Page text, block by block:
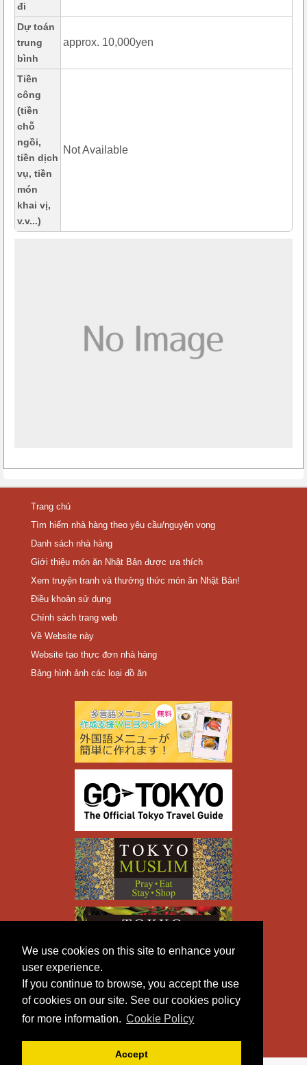
We use cookies on this site to enhance your
user experience.
If you continue to browse, you accept the use
of cookies on our site. See our cookies policy
for more information. Cookie Policy
Accept
đi
Dự toán
trung
bình
approx. 10,000yen
Tiền
công
(tiền
chỗ
ngồi,
tiền dịch
vụ, tiền
món
khai vị,
v.v...)
Not Available
Trang chủ
Tìm hiếm nhà hàng theo yêu cầu/nguyện vọng
Danh sách nhà hàng
Giới thiệu món ăn Nhật Bản được ưa thích
Xem truyện tranh và thưởng thức món ăn Nhật Bản!
Điều khoản sử dụng
Chính sách trang web
Về Website này
Website tạo thực đơn nhà hàng
Bảng hình ảnh các loại đồ ăn